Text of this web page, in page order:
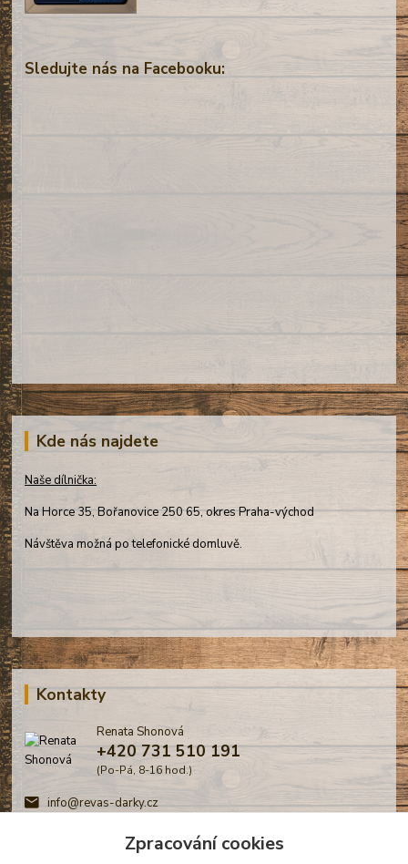
Sledujte nás na Facebooku:
Kde nás najdete
Naše dílnička:
Na Horce 35, Bořanovice 250 65, okres Praha-východ
Návštěva možná po telefonické domluvě.
Kontakty
Renata Shonová
+420 731 510 191
(Po-Pá, 8-16 hod.)
info@revas-darky.cz
Zpracování cookies